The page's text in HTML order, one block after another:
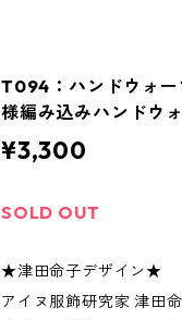
T094：ハンドウォー
様編み込みハンドウ
¥3,300
SOLD OUT
★津田命子デザイン★
アイヌ服飾研究家 津田